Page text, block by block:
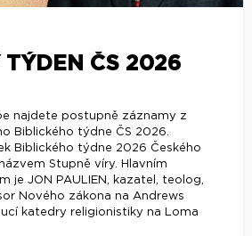
TÝDEN ČS 2026
najdete postupně záznamy z
Biblického týdne ČS 2026.
Biblického týdne 2026 Českého
Stupně víry. Hlavním
je JON PAULIEN, kazatel, teolog,
Nového zákona na Andrews
katedry religionistiky na Loma